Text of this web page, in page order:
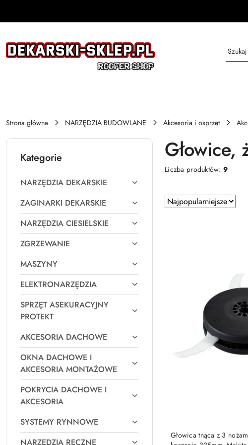
Strona główna NARZĘDZIA BUDOWLANE Akcesoria i osprzęt
Kategorie
NARZĘDZIA DEKARSKIE
ZAGINARKI DEKARSKIE
NARZĘDZIA CIESIELSKIE
ZGRZEWANIE
MASZYNY
ELEKTRONARZĘDZIA
SPRZĘT ASEKURACYJNY
PROTEKT
AKCESORIA DACHOWE
OKNA DACHOWE I
AKCESORIA MONTAŻOWE
POKRYCIA DACHOWE I
AKCESORIA
SYSTEMY RYNNOWE
NARZĘDZIA RĘCZNE
Głowice,
Liczba produktów:9
Zastosowano
sortowanie:
Sortuj
według
Głowica tnąca z 3PRODUKT